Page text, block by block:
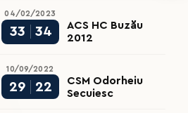
04/02/2023
33 34
ACS HC Buzău
2012
10/09/2022
29 22
CSM Odorheiu
Secuiesc